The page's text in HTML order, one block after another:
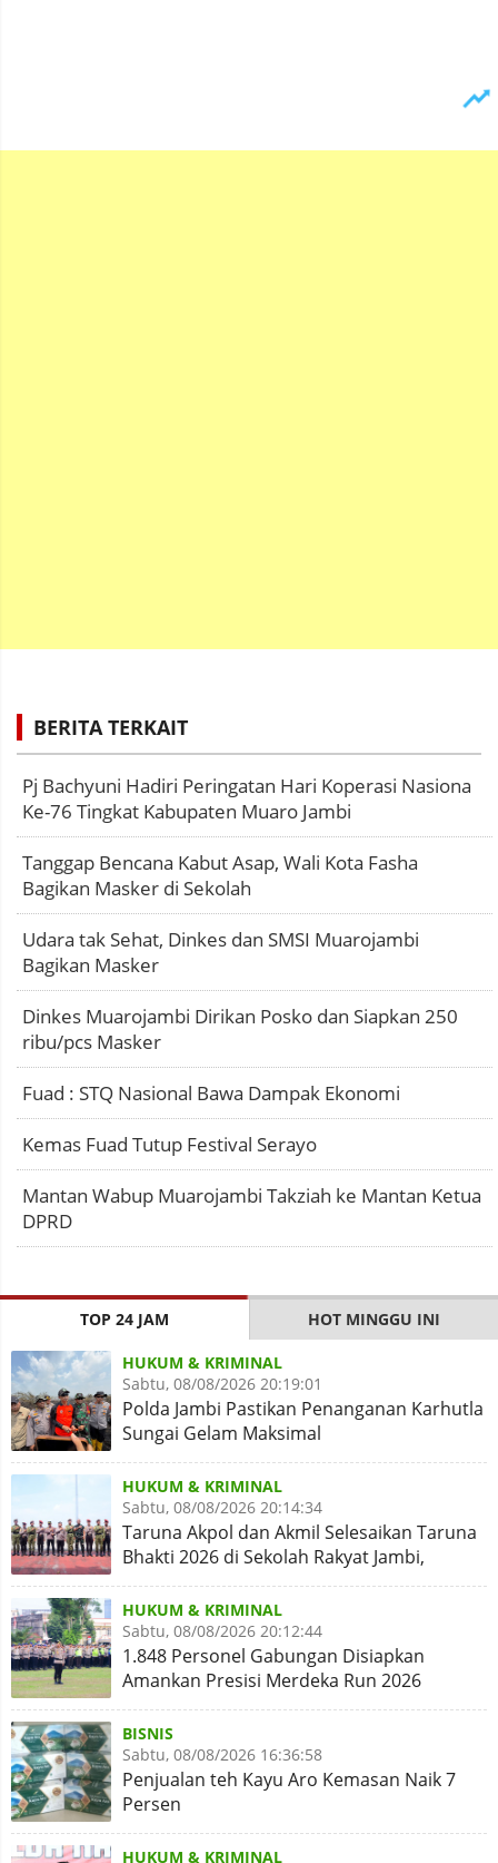
BERITA TERKAIT
Pj Bachyuni Hadiri Peringatan Hari Koperasi Nasiona
Ke-76 Tingkat Kabupaten Muaro Jambi
Tanggap Bencana Kabut Asap, Wali Kota Fasha
Bagikan Masker di Sekolah
Udara tak Sehat, Dinkes dan SMSI Muarojambi
Bagikan Masker
Dinkes Muarojambi Dirikan Posko dan Siapkan 250
ribu/pcs Masker
Fuad : STQ Nasional Bawa Dampak Ekonomi
Kemas Fuad Tutup Festival Serayo
Mantan Wabup Muarojambi Takziah ke Mantan Ketua
DPRD
TOP 24 JAM HOT MINGGU INI
HUKUM & KRIMINAL
Sabtu, 08/08/2026 20:19:01
Polda Jambi Pastikan Penanganan Karhutla
Sungai Gelam Maksimal
HUKUM & KRIMINAL
Sabtu, 08/08/2026 20:14:34
Taruna Akpol dan Akmil Selesaikan Taruna
Bhakti 2026 di Sekolah Rakyat Jambi,
Kegiatan Aman Lancar
HUKUM & KRIMINAL
Sabtu, 08/08/2026 20:12:44
1.848 Personel Gabungan Disiapkan
Amankan Presisi Merdeka Run 2026
BISNIS
Sabtu, 08/08/2026 16:36:58
Penjualan teh Kayu Aro Kemasan Naik 7
Persen
HUKUM & KRIMINAL